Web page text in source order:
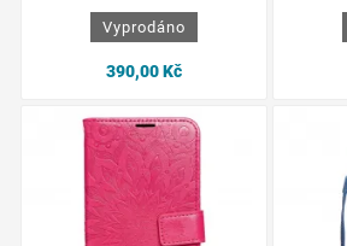
Vyprodáno
390,00 Kč